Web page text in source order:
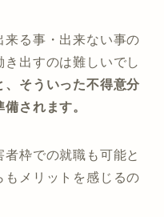
来る事・出来ない事の
出すのは難しいでし
、そういった不得意分
されます。
枠での就職も可能と
もメリットを感じるの